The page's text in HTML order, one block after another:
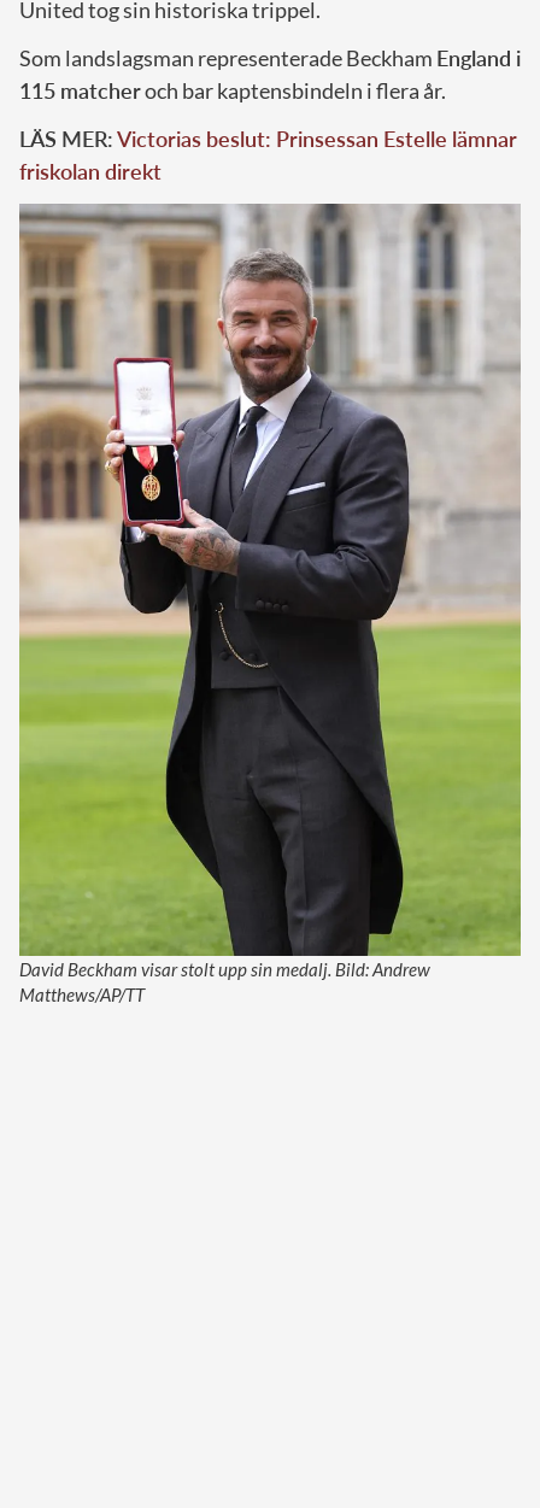
United tog sin historiska trippel.
Som landslagsman representerade Beckham England i
115 matcheroch bar kaptensbindeln i flera år.
LÄS MER:Victorias beslut: Prinsessan Estelle lämnar
friskolan direkt
David Beckham visar stolt upp sin medalj. Bild: Andrew
Matthews/AP/TT